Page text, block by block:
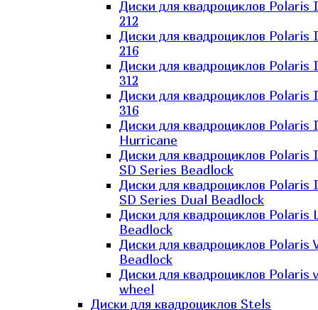
Диски для квадроциклов Polaris
212
Диски для квадроциклов Polaris
216
Диски для квадроциклов Polaris
312
Диски для квадроциклов Polaris
316
Диски для квадроциклов Polaris
Hurricane
Диски для квадроциклов Polaris
SD Series Beadlock
Диски для квадроциклов Polaris
SD Series Dual Beadlock
Диски для квадроциклов Polaris
Beadlock
Диски для квадроциклов Polaris
Beadlock
Диски для квадроциклов Polaris
wheel
Диски для квадроциклов Stels